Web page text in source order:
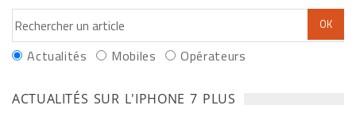
Actualités Mobiles Opérateurs
ACTUALITÉS SUR L'IPHONE 7 PLUS